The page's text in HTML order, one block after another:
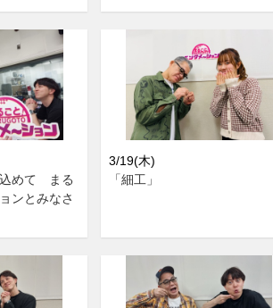
込めて まる
ンとみなさ
3/19(木)
「細工」